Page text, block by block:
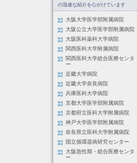
の迅速な紹介を心がけています
大阪大学医学部附属病院
大阪公立大学医学部附属病院
大阪医科薬科大学病院
関西医科大学附属病院
関西医科大学総合医療センタ
ー
近畿大学病院
近畿大学奈良病院
兵庫医科大学病院
京都大学医学部附属病院
京都府立医科大学附属病院
神戸大学医学部附属病院
奈良県立医科大学附属病院
国立循環器病研究センター
大阪急性期・総合医療センタ
ー